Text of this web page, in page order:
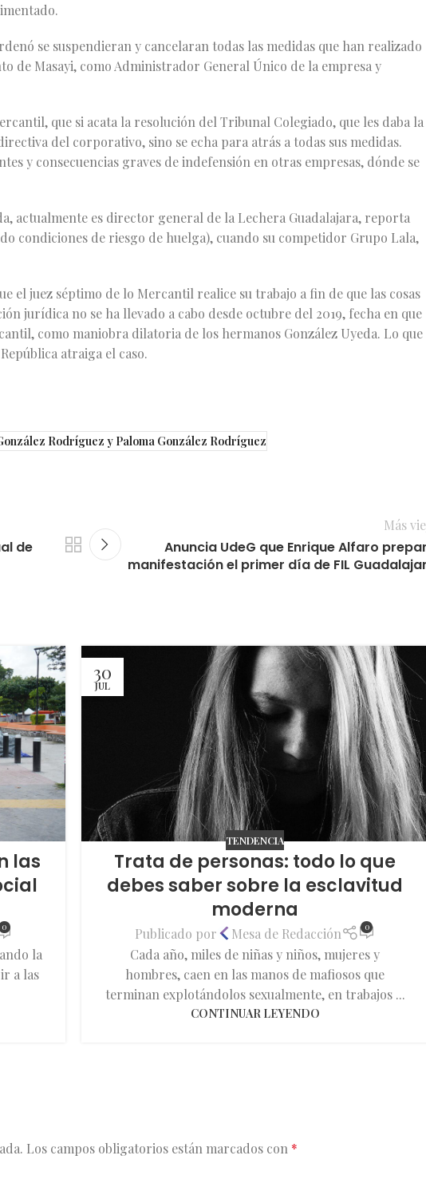
se suspendieran y cancelaran todas las medidas que han realizado
de Masayi, como Administrador General Único de la empresa y
que si acata la resolución del Tribunal Colegiado, que les daba la
del corporativo, sino se echa para atrás a todas sus medidas.
y consecuencias graves de indefensión en otras empresas, dónde se
actualmente es director general de la Lechera Guadalajara, reporta
condiciones de riesgo de huelga), cuando su competidor Grupo Lala,
el juez séptimo de lo Mercantil realice su trabajo a fin de que las cosas
jurídica no se ha llevado a cabo desde octubre del 2019, fecha en que
como maniobra dilatoria de los hermanos González Uyeda. Lo que
atraiga el caso.
Rodríguez y Paloma González Rodríguez
de
Más
Anuncia UdeG que Enrique Alfaro
manifestación el primer día de FIL
las
0
la
a las
30
JUL
TENDENCIA
Trata de personas: todo lo que
debes saber sobre la esclavitud
moderna
Publicado por Mesa de Redacción 0
Cada año, miles de niñas y niños, mujeres y
hombres, caen en las manos de mafiosos que
terminan explotándolos sexualmente, en trabajos ...
CONTINUAR LEYENDO
Los campos obligatorios están marcados con *